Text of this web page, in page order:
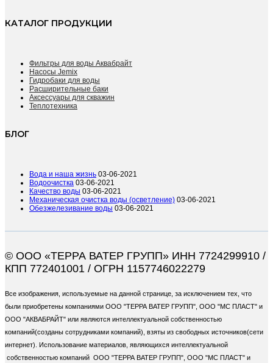
КАТАЛОГ ПРОДУКЦИИ
Фильтры для воды Аквабрайт
Насосы Jemix
Гидробаки для воды
Расширительные баки
Аксессуары для скважин
Теплотехника
БЛОГ
Вода и наша жизнь 03-06-2021
Водоочистка 03-06-2021
Качество воды 03-06-2021
Механическая очистка воды (осветление) 03-06-2021
Обезжелезивание воды 03-06-2021
© ООО «ТЕРРА ВАТЕР ГРУПП» ИНН 7724299910 /
КПП 772401001 / ОГРН 1157746022279
Все изображения, используемые на данной странице, за исключением тех, что
были приобретены компаниями ООО "ТЕРРА ВАТЕР ГРУПП", ООО "МС ПЛАСТ" и
ООО "АКВАБРАЙТ" или являются интеллектуальной собственностью
компаний(созданы сотрудниками компаний), взяты из свободных источников(сети
интернет). Использование материалов, являющихся интеллектуальной
собственностью компаний ООО "ТЕРРА ВАТЕР ГРУПП", ООО "МС ПЛАСТ" и